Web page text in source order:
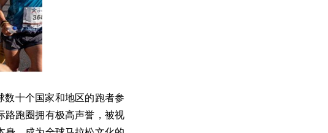
数十个国家和地区的跑者参
路跑圈拥有极高声誉，被视